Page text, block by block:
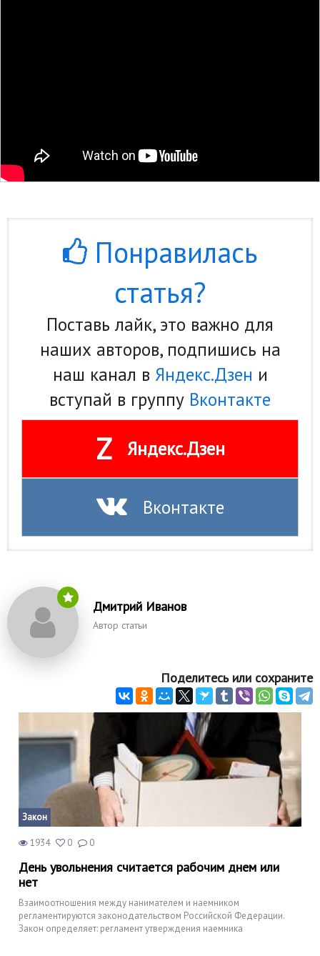
Понравилась
статья?
Поставь лайк, это важно для
наших авторов, подпишись на
наш канал в Яндекс.Дзен и
вступай в группу Вконтакте
Z Яндекс.Дзен
Вконтакте
Дмитрий Иванов
Автор статьи
Поделитесь или сохраните
Закон
1934 0 0
День увольнения считается рабочим днем или
нет
Взаимоотношения между нанимателем и наемником
регламентируются законодательством Российской Федерации.
Закон определяет: регламент утверждения наемника